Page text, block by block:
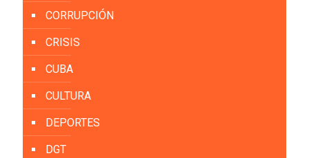
CORRUPCIÓN
CRISIS
CUBA
CULTURA
DEPORTES
DGT